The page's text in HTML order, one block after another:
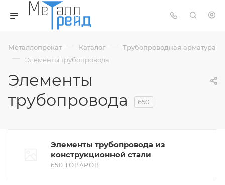
Металлопрокат — Каталог — Трубопроводная арматура
— Элементы трубопровода
Элементы
трубопровода
650
Элементы трубопровода из
конструкционной стали
650 ТОВАРОВ